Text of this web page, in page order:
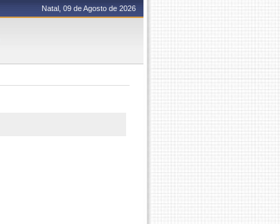
Natal, 09 de Agosto de 2026